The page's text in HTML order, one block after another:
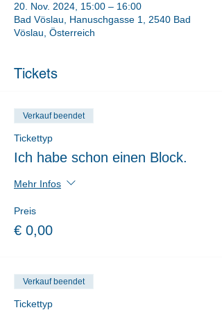
20. Nov. 2024, 15:00 – 16:00
Bad Vöslau, Hanuschgasse 1, 2540 Bad
Vöslau, Österreich
Tickets
Verkauf beendet
Tickettyp
Ich habe schon einen Block.
Mehr Infos
Preis
€ 0,00
Verkauf beendet
Tickettyp